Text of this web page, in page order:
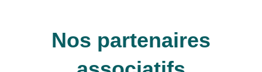
Nos partenaires